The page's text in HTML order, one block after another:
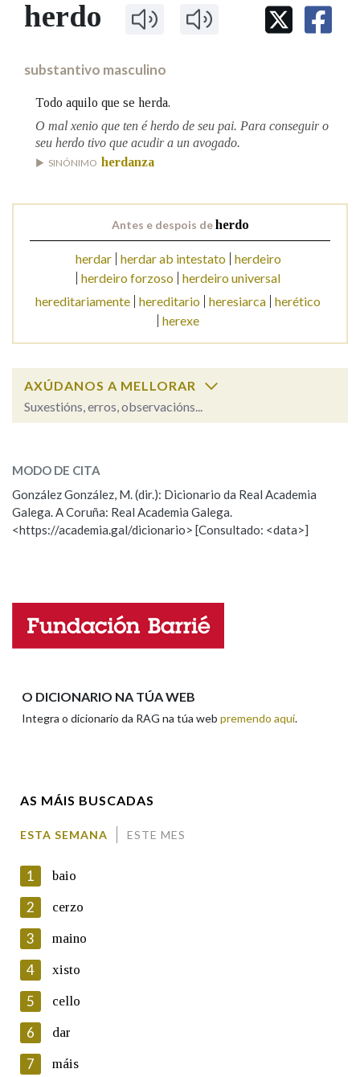
IDENTIDADE CORPORATIVA
MARCIAL DEL ADALID
FIGURAS HOMENAXEADAS
PORTAL DAS PALABRAS
Facebook
TwitterYoutubeInstagram
Bluesky
BUSCAR NOS LEMAS
Remata por
Nas definicións
Nos exemplos
Na fraseoloxía
OUTRAS OPCIÓNS DE BUSCA
Marcas gramaticais
herdo
substantivo masculino
Todo aquilo que se herda.
O mal xenio que ten é herdo de seu pai. Para conseguir o
seu herdo tivo que acudir a un avogado.
SINÓNIMO herdanza
Antes e despois deherdo
herdar herdar ab intestato
herdeiro
herdeiro forzoso
herdeiro universal
hereditariamente hereditario heresiarca herético
herexe
AXÚDANOS A MELLORAR
Suxestións, erros, observacións...
ESCOLLE UNHA OPCIÓN:
Observación Hai un erro na palabra
Propoño mellorar a definición
Nome
En cumprimento da normativa vixente en materia de
Protección de Datos de Carácter Persoal, a Real Academia
Galega informa a aqueles usuarios que faciliten o seu correo
electrónico, así como calquera outra información de carácter
persoal, que estes datos serán obxecto de tratamento
automatizado de carácter confidencial e incorporados aos seus
ficheiros informáticos. Así mesmo, os usuarios poderán exercer o
seu dereito de acceso, rectificación, oposición e cancelación dos
seus datos poñéndose en contacto connosco.
MODO DE CITA
González González, M. (dir.): Dicionario da Real Academia
Galega. A Coruña: Real Academia Galega.
<https://academia.gal/dicionario> [Consultado: <data>]
O DICIONARIO NA TÚA WEB
Integra o dicionario da RAG na túa web premendo aquí.
AS MÁIS BUSCADAS
ESTA SEMANA ESTE MES
1 baio
2 cerzo
3 maino
4 xisto
5 cello
6 dar
7 máis